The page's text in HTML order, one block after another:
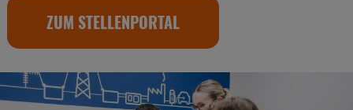
ZUM STELLENPORTAL